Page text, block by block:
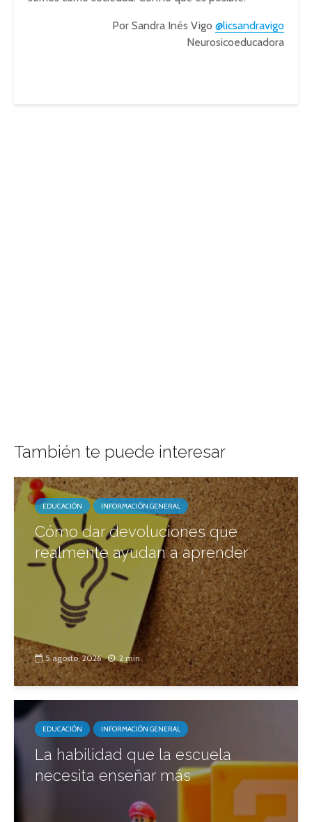
Por Sandra Inés Vigo @licsandravigo
Neurosicoeducadora
También te puede interesar
EDUCACIÓN INFORMACIÓN GENERAL
Cómo dar devoluciones que
realmente ayudan a aprender
5 agosto, 2026 2 min.
EDUCACIÓN INFORMACIÓN GENERAL
La habilidad que la escuela
necesita enseñar más